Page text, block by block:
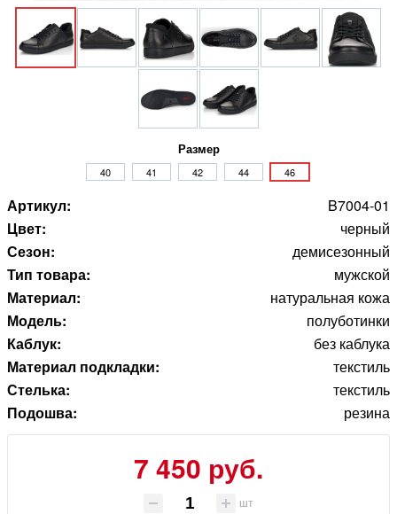
Размер
40 41 42 44 46
Артикул:
B7004-01
Цвет:
черный
Сезон:
демисезонный
Тип товара:
мужской
Материал:
натуральная кожа
Модель:
полуботинки
Каблук:
без каблука
Материал подкладки:
текстиль
Стелька:
текстиль
Подошва:
резина
7 450 руб.
шт